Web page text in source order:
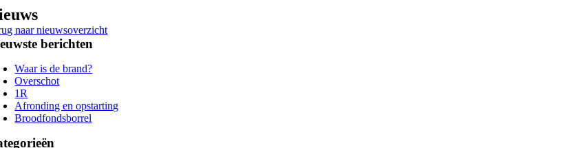
Ga
naar
inhoud
naar nieuwsoverzicht
berichten
Waar is de brand?
Overschot
1R
Afronding en opstarting
Broodfondsborrel